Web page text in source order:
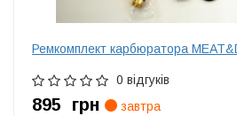
Ремкомплект карбюратора
0 відгуків
895 грн
завтра